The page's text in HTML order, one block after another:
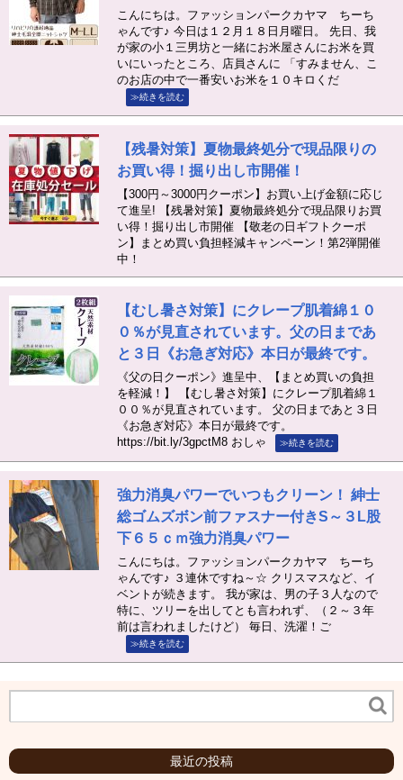
こんにちは。ファッションパークカヤマ ちーち
ゃんです♪ 今日は１２月１８日月曜日。 先日、我
が家の小１三男坊と一緒にお米屋さんにお米を買
いにいったところ、店員さんに 「すみません、こ
のお店の中で一番安いお米を１０キロくだ
≫続きを読む
【残暑対策】夏物最終処分で現品限りの
お買い得！掘り出し市開催！
【300円～3000円クーポン】お買い上げ金額に応じ
て進呈! 【残暑対策】夏物最終処分で現品限りお買
い得！掘り出し市開催 【敬老の日ギフトクーポ
ン】まとめ買い負担軽減キャンペーン！第2弾開催
中！
【むし暑さ対策】にクレープ肌着綿１０
０％が見直されています。父の日まであ
と３日《お急ぎ対応》本日が最終です。
《父の日クーポン》進呈中、【まとめ買いの負担
を軽減！】 【むし暑さ対策】にクレープ肌着綿１
００％が見直されています。 父の日まであと３日
《お急ぎ対応》本日が最終です。
https://bit.ly/3gpctM8 おしゃ
≫続きを読む
強力消臭パワーでいつもクリーン！ 紳士
総ゴムズボン前ファスナー付きS～３L股
下６５ｃｍ強力消臭パワー
こんにちは。ファッションパークカヤマ ちーち
ゃんです♪ ３連休ですね～☆ クリスマスなど、イ
ベントが続きます。 我が家は、男の子３人なので
特に、ツリーを出してとも言われず、（２～３年
前は言われましたけど） 毎日、洗濯！ご
≫続きを読む
最近の投稿